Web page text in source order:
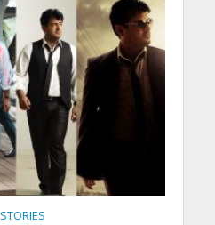
STORIES